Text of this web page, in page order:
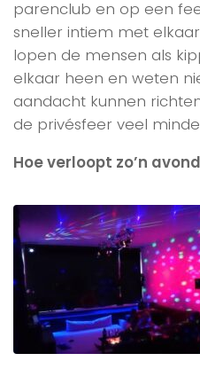
parenclub en op een
sneller intiem met
lopen de mensen als
elkaar heen en weten
aandacht kunnen
de privésfeer veel
Hoe verloopt zo’n